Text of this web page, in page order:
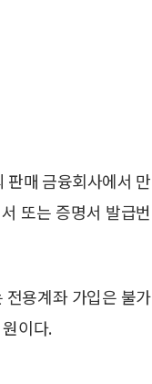
판매 금융회사에서 만
또는 증명서 발급번
전용계좌 가입은 불가
이다.